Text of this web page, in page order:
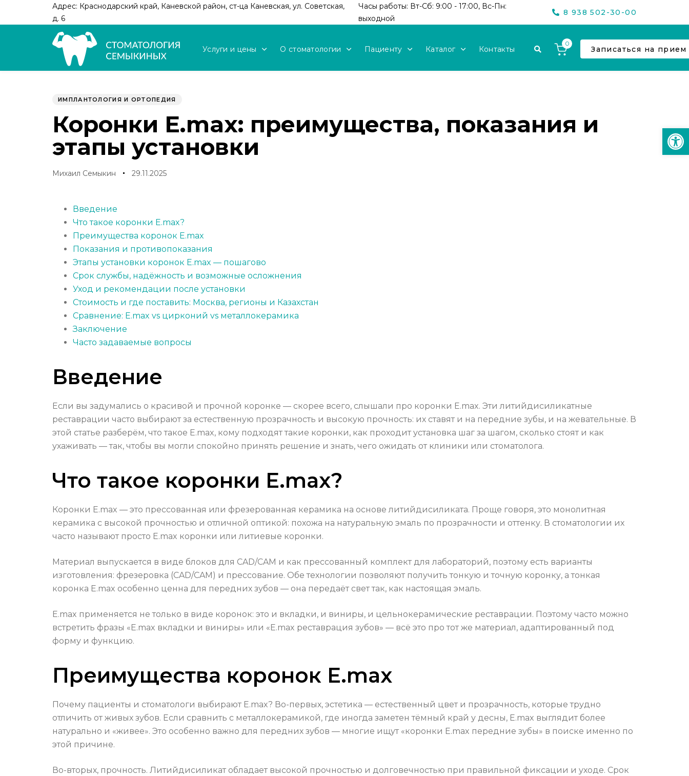
Адрес: Краснодарский край, Каневской район, ст-ца Каневская, ул. Советская,
д. 6
Часы работы: Вт-Сб: 9:00 - 17:00, Вс-Пн:
выходной
8 938 502-30-00
Услуги и цены О стоматологии Пациенту Каталог Контакты
0
Записаться на прием
ИМПЛАНТОЛОГИЯ И ОРТОПЕДИЯ
Коронки E.max: преимущества, показания и
этапы установки
Михаил Семыкин 29.11.2025
Введение
Что такое коронки E.max?
Преимущества коронок E.max
Показания и противопоказания
Этапы установки коронок E.max — пошагово
Срок службы, надёжность и возможные осложнения
Уход и рекомендации после установки
Стоимость и где поставить: Москва, регионы и Казахстан
Сравнение: E.max vs цирконий vs металлокерамика
Заключение
Часто задаваемые вопросы
Введение
Если вы задумались о красивой и прочной коронке — скорее всего, слышали про коронки E.max. Эти литийдисиликатные
реставрации часто выбирают за естественную прозрачность и высокую прочность: их ставят и на передние зубы, и на жевательные. В
этой статье разберём, что такое E.max, кому подходят такие коронки, как проходит установка шаг за шагом, сколько стоят и как
ухаживать — так, чтобы вы могли спокойно принять решение и знать, чего ожидать от клиники или стоматолога.
Что такое коронки E.max?
Коронки E.max — это прессованная или фрезерованная керамика на основе литийдисиликата. Проще говоря, это монолитная
керамика с высокой прочностью и отличной оптикой: похожа на натуральную эмаль по прозрачности и оттенку. В стоматологии их
часто называют просто E.max коронки или литиевые коронки.
Материал выпускается в виде блоков для CAD/CAM и как прессованный комплект для лабораторий, поэтому есть варианты
изготовления: фрезеровка (CAD/CAM) и прессование. Обе технологии позволяют получить тонкую и точную коронку, а тонкая
коронка E.max особенно ценна для передних зубов — она передаёт свет так, как настоящая эмаль.
E.max применяется не только в виде коронок: это и вкладки, и виниры, и цельнокерамические реставрации. Поэтому часто можно
встретить фразы «E.max вкладки и виниры» или «E.max реставрация зубов» — всё это про тот же материал, адаптированный под
форму и функцию.
Преимущества коронок E.max
Почему пациенты и стоматологи выбирают E.max? Во-первых, эстетика — естественный цвет и прозрачность, которые трудно
отличить от живых зубов. Если сравнить с металлокерамикой, где иногда заметен тёмный край у десны, E.max выглядит более
натурально и «живее». Это особенно важно для передних зубов — многие ищут «коронки E.max передние зубы» в поиске именно по
этой причине.
Во-вторых, прочность. Литийдисиликат обладает высокой прочностью и долговечностью при правильной фиксации и уходе. Срок